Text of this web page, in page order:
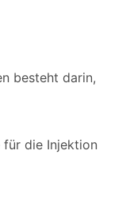
besteht darin,
die Injektion